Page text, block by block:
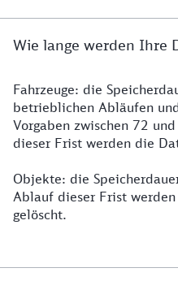
Wie lange werden Ihre
Fahrzeuge: die
betrieblichen Abläufen
Vorgaben zwischen 72
dieser Frist werden die
Objekte: die
Ablauf dieser Frist
gelöscht.